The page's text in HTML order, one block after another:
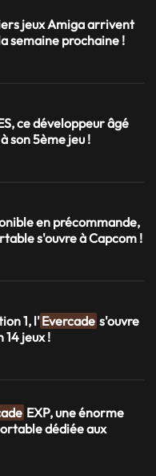
jeux Amiga arrivent
semaine prochaine !
ce développeur âgé
son 5ème jeu !
en précommande,
s'ouvre à Capcom !
1, l'Evercade s'ouvre
14 jeux !
EXP, une énorme
dédiée aux